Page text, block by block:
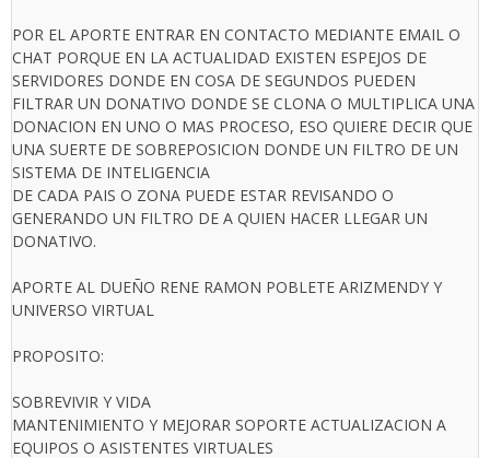
POR EL APORTE ENTRAR EN CONTACTO MEDIANTE EMAIL O
CHAT PORQUE EN LA ACTUALIDAD EXISTEN ESPEJOS DE
SERVIDORES DONDE EN COSA DE SEGUNDOS PUEDEN
FILTRAR UN DONATIVO DONDE SE CLONA O MULTIPLICA UNA
DONACION EN UNO O MAS PROCESO, ESO QUIERE DECIR QUE
UNA SUERTE DE SOBREPOSICION DONDE UN FILTRO DE UN
SISTEMA DE INTELIGENCIA
DE CADA PAIS O ZONA PUEDE ESTAR REVISANDO O
GENERANDO UN FILTRO DE A QUIEN HACER LLEGAR UN
DONATIVO.
APORTE AL DUEÑO RENE RAMON POBLETE ARIZMENDY Y
UNIVERSO VIRTUAL
PROPOSITO:
SOBREVIVIR Y VIDA
MANTENIMIENTO Y MEJORAR SOPORTE ACTUALIZACION A
EQUIPOS O ASISTENTES VIRTUALES